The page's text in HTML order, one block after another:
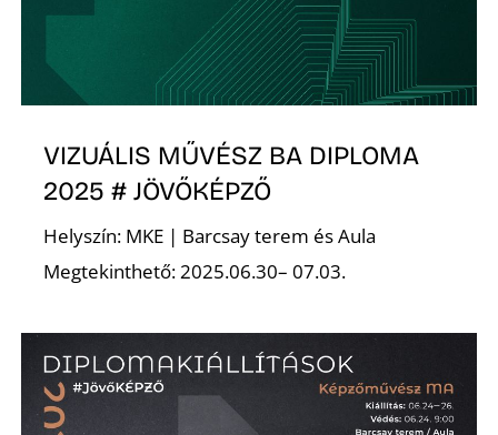
VIZUÁLIS MŰVÉSZ BA DIPLOMA
2025 # JÖVŐKÉPZŐ
Helyszín: MKE | Barcsay terem és Aula
Megtekinthető: 2025.06.30– 07.03.